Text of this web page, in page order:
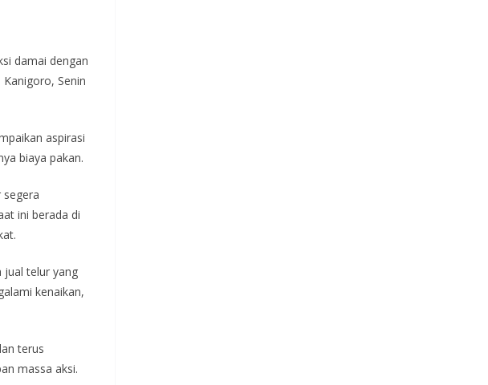
damai dengan
Senin
aspirasi
biaya pakan.
ini berada di
jual telur yang
kenaikan,
terus
massa aksi.